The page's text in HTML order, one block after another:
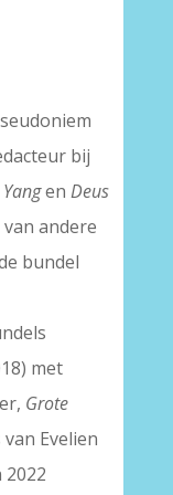
bij
Yangen Deus
andere
bundel
met
Grote
Evelien